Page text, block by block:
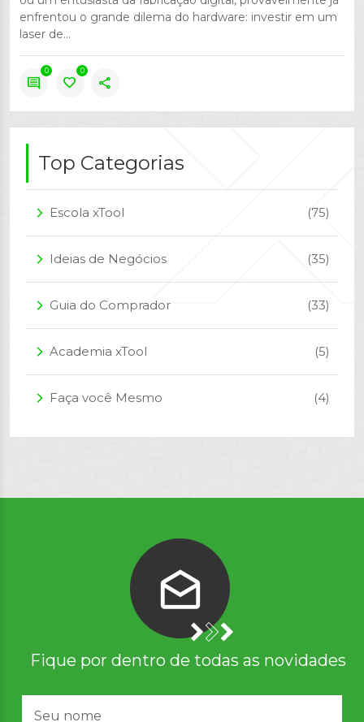
enfrentou o grande dilema do hardware: investir em um
laser de...
comment
0
favorite
0
share
Top Categorias
arrow_forward_ios Escola xTool (75)
arrow_forward_ios Ideias de Negócios (35)
arrow_forward_ios Guia do Comprador (33)
arrow_forward_ios Academia xTool (5)
arrow_forward_ios Faça você Mesmo (4)
Fique por dentro de todas as novidades